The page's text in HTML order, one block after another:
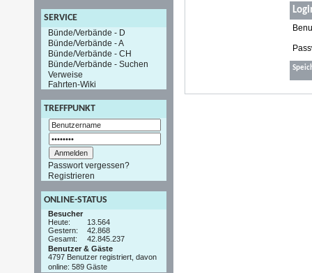
SERVICE
Bünde/Verbände - D
Bünde/Verbände - A
Bünde/Verbände - CH
Bünde/Verbände - Suchen
Verweise
Fahrten-Wiki
TREFFPUNKT
Passwort vergessen?
Registrieren
ONLINE-STATUS
Besucher
Heute:
13.564
Gestern:
42.868
Gesamt:
42.845.237
Benutzer & Gäste
4797 Benutzer registriert, davon
online: 589 Gäste